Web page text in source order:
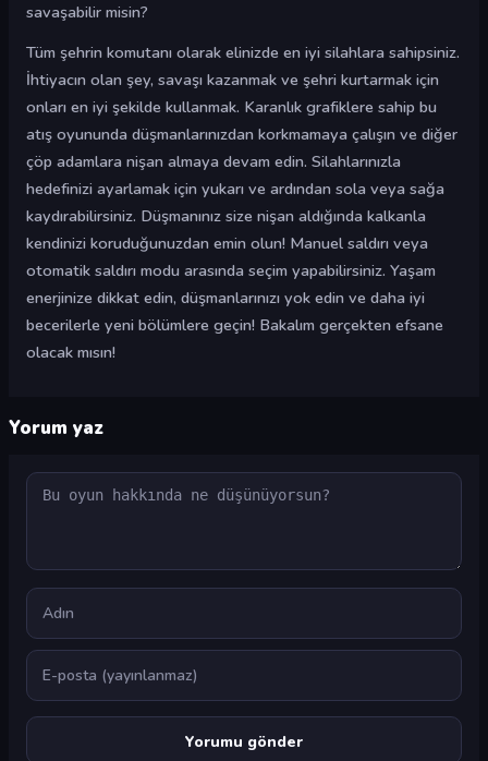
savaşabilir misin?
Tüm şehrin komutanı olarak elinizde en iyi silahlara sahipsiniz.
İhtiyacın olan şey, savaşı kazanmak ve şehri kurtarmak için
onları en iyi şekilde kullanmak. Karanlık grafiklere sahip bu
atış oyununda düşmanlarınızdan korkmamaya çalışın ve diğer
çöp adamlara nişan almaya devam edin. Silahlarınızla
hedefinizi ayarlamak için yukarı ve ardından sola veya sağa
kaydırabilirsiniz. Düşmanınız size nişan aldığında kalkanla
kendinizi koruduğunuzdan emin olun! Manuel saldırı veya
otomatik saldırı modu arasında seçim yapabilirsiniz. Yaşam
enerjinize dikkat edin, düşmanlarınızı yok edin ve daha iyi
becerilerle yeni bölümlere geçin! Bakalım gerçekten efsane
olacak mısın!
Yorum yaz
Yorum
Ad
E-posta